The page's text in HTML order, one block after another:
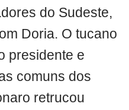
do Sudeste,
Doria. O tucano
presidente e
comuns dos
retrucou